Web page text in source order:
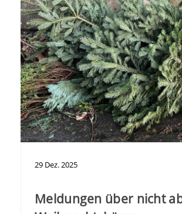
29 Dez.2025
Meldungen über nicht